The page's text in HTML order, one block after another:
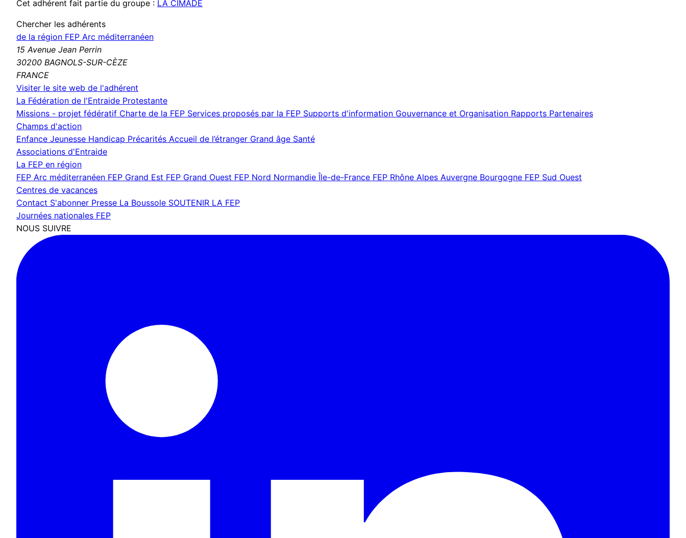
Cet adhérent fait partie du groupe : LA CIMADE
Chercher les adhérents
de la région FEP Arc méditerranéen
15 Avenue Jean Perrin
30200 BAGNOLS-SUR-CÈZE
FRANCE
Visiter le site web de l'adhérent
fenêtre)
La Fédération de l'Entraide Protestante
Missions - projet fédératif Charte de la FEP Services proposés par la FEP Supports d'information Gouvernance et Organisation Rapports Partenaires
Champs d'action
Enfance Jeunesse Handicap Précarités Accueil de l’étranger Grand âge Santé
Associations d'Entraide
La FEP en région
FEP Arc méditerranéen FEP Grand Est FEP Grand Ouest FEP Nord Normandie Île-de-France FEP Rhône Alpes Auvergne Bourgogne FEP Sud Ouest
Centres de vacances
Contact S'abonner Presse La Boussole SOUTENIR LA FEP
Journées nationales FEP
NOUS SUIVRE